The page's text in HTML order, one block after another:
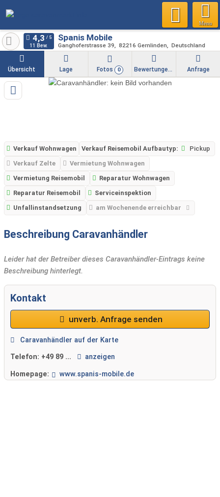
Menu
Spanis Mobile
Ganghoferstrasse 39 82216 Gernlinden Deutschland
11 Bew.
Übersicht Lage Fotos 0 Bewertungen Anfrage
Verkauf Wohnwagen Verkauf Reisemobil Aufbautyp:
Pickup
Verkauf Zelte
Vermietung Wohnwagen
Vermietung Reisemobil
Reparatur Wohnwagen
Reparatur Reisemobil
Serviceinspektion
Unfallinstandsetzung
am Wochenende erreichbar
Beschreibung Caravanhändler
Leider hat der Betreiber dieses Caravanhändler-Eintrags keine
Beschreibung hinterlegt.
Kontakt
unverb. Anfrage senden
Caravanhändler auf der Karte
Telefon: +49 89 ... anzeigen
Homepage: www.spanis-mobile.de